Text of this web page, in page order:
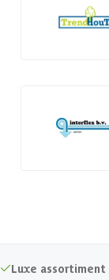
Luxe assortiment